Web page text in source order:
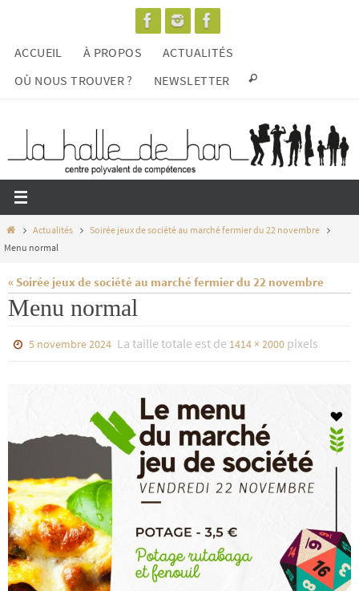
contenu
ACCUEIL À PROPOS
ACTUALITÉS
OÙ NOUS TROUVER ?
NEWSLETTER
HomeActualités
Soirée jeux de société au marché fermier du 22 novembre
Menu normal
« Soirée jeux de société au marché fermier du 22 novembre
Menu normal
5 novembre 2024 La taille totale est de 1414 × 2000 pixels